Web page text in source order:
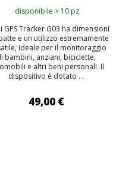
disponibile > 10 pz
GPS Tracker G03 ha dimensioni
e un utilizzo estremamente
ideale per il monitoraggio
bambini, anziani, biciclette,
e altri beni personali. Il
dispositivo è dotato ...
49,00 €